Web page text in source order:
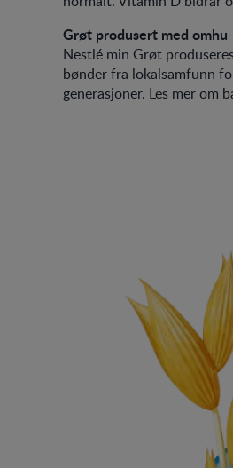
Grøt produsert med omhu
Nestlé min Grøt
bønder fra lokalsamfunn
generasjoner. Les mer om